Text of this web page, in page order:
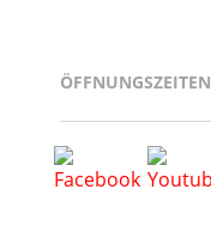
ÖFFNUNGSZEITEN